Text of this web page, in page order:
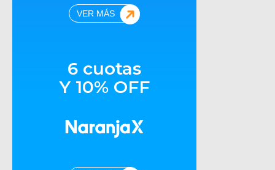
VER MÁS
6 cuotas
Y 10% OFF